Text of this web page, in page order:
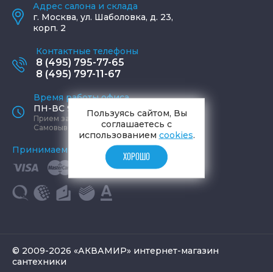
Адрес салона и склада
г. Москва, ул. Шаболовка, д. 23,
корп. 2
Контактные телефоны
8 (495) 795-77-65
8 (495) 797-11-67
Время работы офиса
ПН-ВС 9:00 - 19:00
Прием заказов круглосуточно
Самовывоз ПН-СБ 9-19, ВС 12-17
Принимаем к оплате
© 2009-2026 «АКВАМИР» интернет-магазин
сантехники
Пользуясь сайтом, Вы
соглашаетесь с
использованием cookies.
ХОРОШО